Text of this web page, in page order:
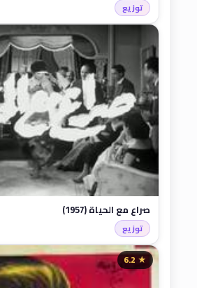
توزيع
صراع مع الحياة (1957)
توزيع
★ 6.2